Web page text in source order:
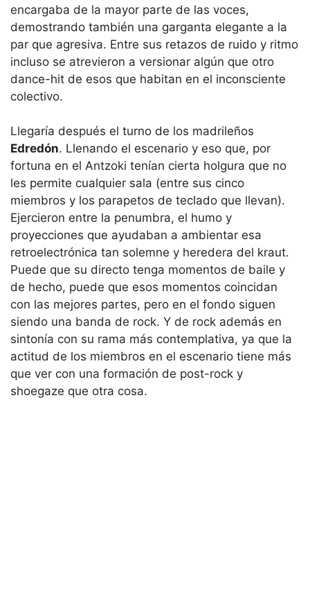
encargaba de la mayor parte de las voces,
demostrando también una garganta elegante a la
par que agresiva. Entre sus retazos de ruido y ritmo
incluso se atrevieron a versionar algún que otro
dance-hit de esos que habitan en el inconsciente
colectivo.
Llegaría después el turno de los madrileños
Edredón. Llenando el escenario y eso que, por
fortuna en el Antzoki tenían cierta holgura que no
les permite cualquier sala (entre sus cinco
miembros y los parapetos de teclado que llevan).
Ejercieron entre la penumbra, el humo y
proyecciones que ayudaban a ambientar esa
retroelectrónica tan solemne y heredera del kraut.
Puede que su directo tenga momentos de baile y
de hecho, puede que esos momentos coincidan
con las mejores partes, pero en el fondo siguen
siendo una banda de rock. Y de rock además en
sintonía con su rama más contemplativa, ya que la
actitud de los miembros en el escenario tiene más
que ver con una formación de post-rock y
shoegaze que otra cosa.